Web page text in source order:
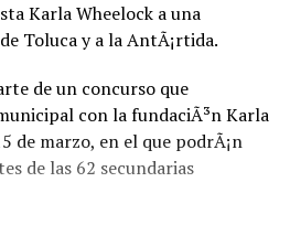
Karla Wheelock a una
Toluca y a la AntÃ¡rtida.
de un concurso que
con la fundaciÃ³n Karla
de marzo, en el que podrÃ¡n
de las 62 secundarias